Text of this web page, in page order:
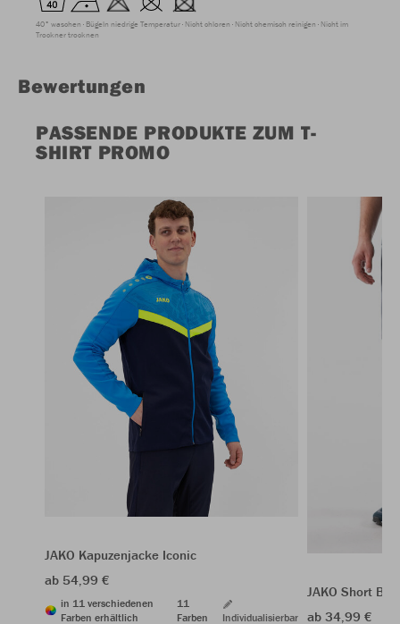
40° waschen Bügeln niedrige Temperatur Nicht chloren Nicht chemisch reinigen Nicht im
Trockner trocknen
Bewertungen
PASSENDE PRODUKTE ZUM T-
SHIRT PROMO
JAKO Kapuzenjacke Iconic
ab 54,99 €
in 11 verschiedenen
Farben erhältlich
11
Farben
Individualisierbar
JAKO Short
ab 34,99 €